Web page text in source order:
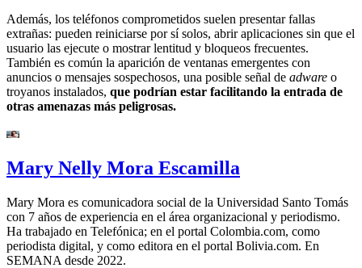
Además, los teléfonos comprometidos suelen presentar fallas
extrañas: pueden reiniciarse por sí solos, abrir aplicaciones sin que el
usuario las ejecute o mostrar lentitud y bloqueos frecuentes.
También es común la aparición de ventanas emergentes con
anuncios o mensajes sospechosos, una posible señal de adware o
troyanos instalados, que podrían estar facilitando la entrada de
otras amenazas más peligrosas.
Mary Nelly Mora Escamilla
Mary Mora es comunicadora social de la Universidad Santo Tomás
con 7 años de experiencia en el área organizacional y periodismo.
Ha trabajado en Telefónica; en el portal Colombia.com, como
periodista digital, y como editora en el portal Bolivia.com. En
SEMANA desde 2022.